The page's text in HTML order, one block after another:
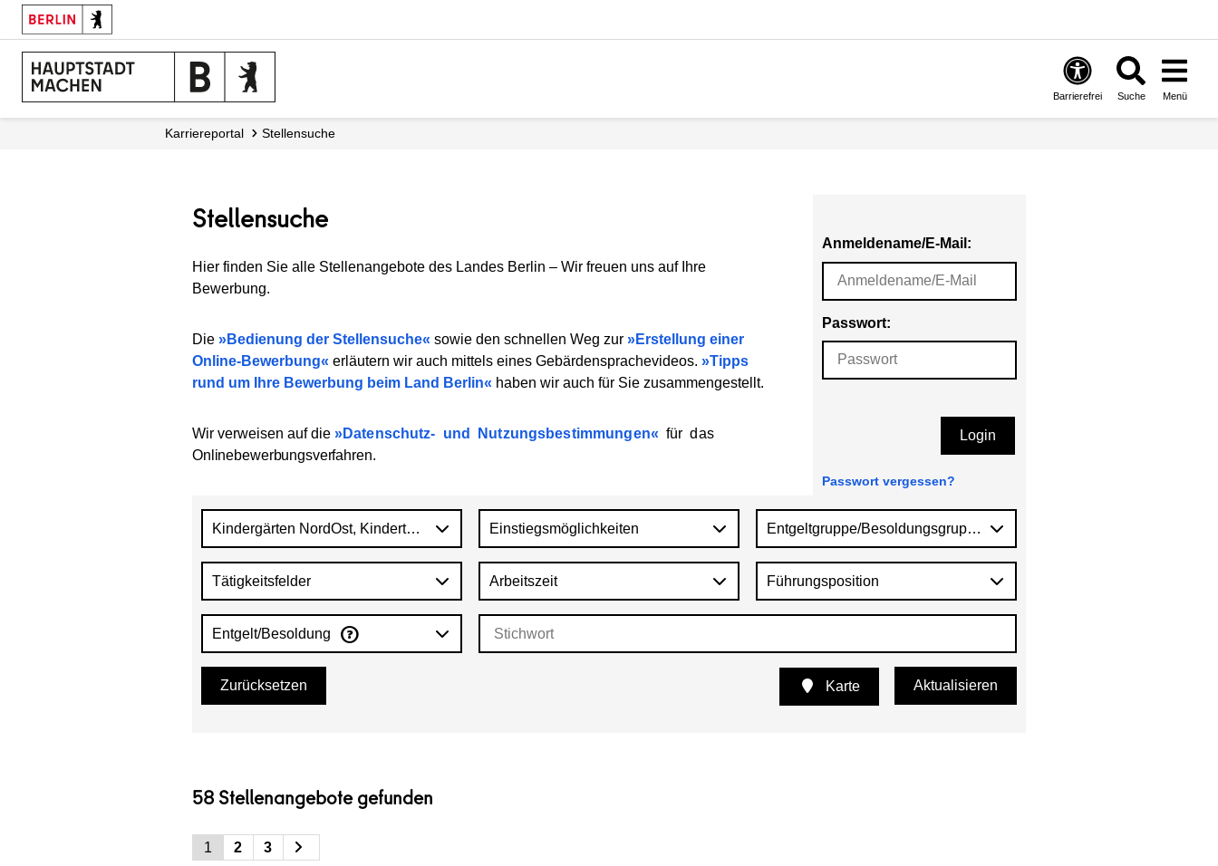
Barrierefrei Suche Menü
Karriereportal Stellensuche
Anmeldename/E-Mail:
Passwort:
Login
Passwort vergessen?
Stellensuche
Hier finden Sie alle Stellenangebote des Landes Berlin – Wir freuen uns auf Ihre
Bewerbung.
Die Bedienung der Stellensuche sowie den schnellen Weg zur
Erstellung einer
Online-Bewerbung
erläutern wir auch mittels eines Gebärdensprachevideos.
Tipps
rund um Ihre Bewerbung beim Land Berlin
haben wir auch für Sie zusammengestellt.
Wir verweisen auf die Datenschutz- und Nutzungsbestimmungen für das
Onlinebewerbungsverfahren.
Kindergärten NordOst, Kindertagesstätten NordWest, Kindertagesstätten SüdOst
Einstiegsmöglichkeiten Entgeltgruppe/Besoldungsgruppe
Tätigkeitsfelder Arbeitszeit Führungsposition
Entgelt/Besoldung
Zurücksetzen Aktualisieren
Karte
58 Stellenangebote gefunden
1 2 3